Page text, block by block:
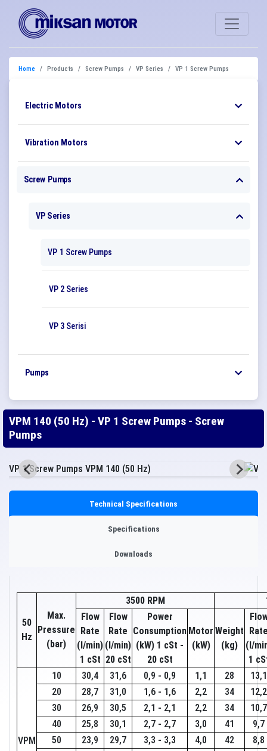
Home Products Screw Pumps VP Series VP 1 Screw Pumps
Electric Motors
Vibration Motors
Screw Pumps
VP Series
VP 1 Screw Pumps
VP 2 Series
VP 3 Serisi
Pumps
VPM 140 (50 Hz) - VP 1 Screw Pumps - Screw
Pumps
Technical Specifications
Specifications
Downloads
50
Hz
Max.
Pressure
(bar)
3500 RPM
Flow
Rate
(l/min)
1 cSt
Flow
Rate
(l/min)
20 cSt
Power
Consumption
(kW) 1 cSt -
20 cSt
Motor
(kW)
Weight
(kg)
(l/
1
VPM
10 30,4 31,6 0,9 - 0,9 1,1 28
13,1
20
28,7 31,0 1,6 - 1,6 2,2 34
12,2
30
26,9 30,5 2,1 - 2,1 2,2 34
10,7
40
25,8 30,1 2,7 - 2,7 3,0 41
9,7
50
23,9 29,7 3,3 - 3,3 4,0 42
8,8